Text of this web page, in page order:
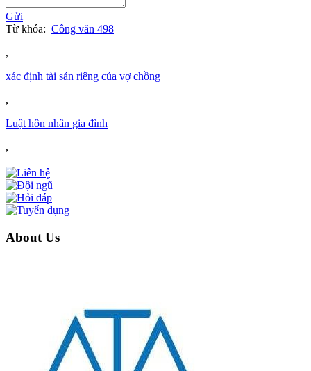
Gửi
Từ khóa: Công văn 498
,
xác định tài sản riêng của vợ chồng
,
Luật hôn nhân gia đình
,
About Us